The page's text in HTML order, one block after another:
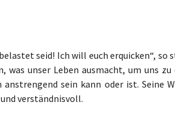
seid! Ich will euch erquicken“, so
unser Leben ausmacht, um uns zu
sein kann oder ist. Seine
verständnisvoll.